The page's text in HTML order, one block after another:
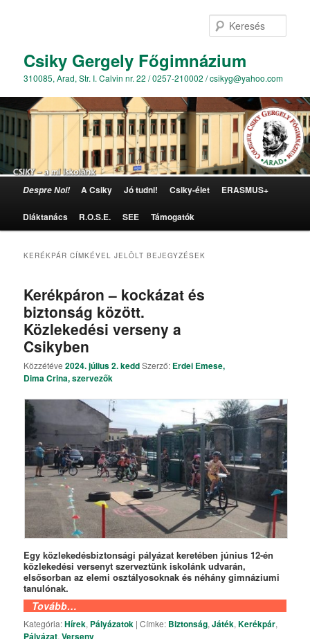
Csiky Gergely Főgimnázium
310085, Arad, Str. I. Calvin nr. 22 / 0257-210002 / csikyg@yahoo.com
Tovább az elsődleges tartalomra
Tovább a másodlagos tartalomra
Despre Noi! A Csiky Jó tudni! Csiky-élet ERASMUS+
Diáktanács R.O.S.E. SEE Támogatók
KERÉKPÁR CÍMKÉVEL JELÖLT BEJEGYZÉSEK
Kerékpáron – kockázat és
biztonság között.
Közlekedési verseny a
Csikyben
Közzétéve2024. július 2. keddSzerző: Erdei Emese,
Dima Crina, szervezők
Egy közlekedésbiztonsági pályázat keretében június 12-én
közlekedési versenyt szerveztünk iskolánk udvarán,
elsősorban az elemi osztályosoknak és néhány gimnáziumi
tanulónak.
Tovább…
Kategória:Hírek, Pályázatok |Címke: Biztonság,Játék,Kerékpár,
Pályázat,Verseny